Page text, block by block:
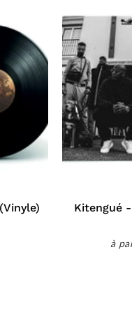
Kitengué
à